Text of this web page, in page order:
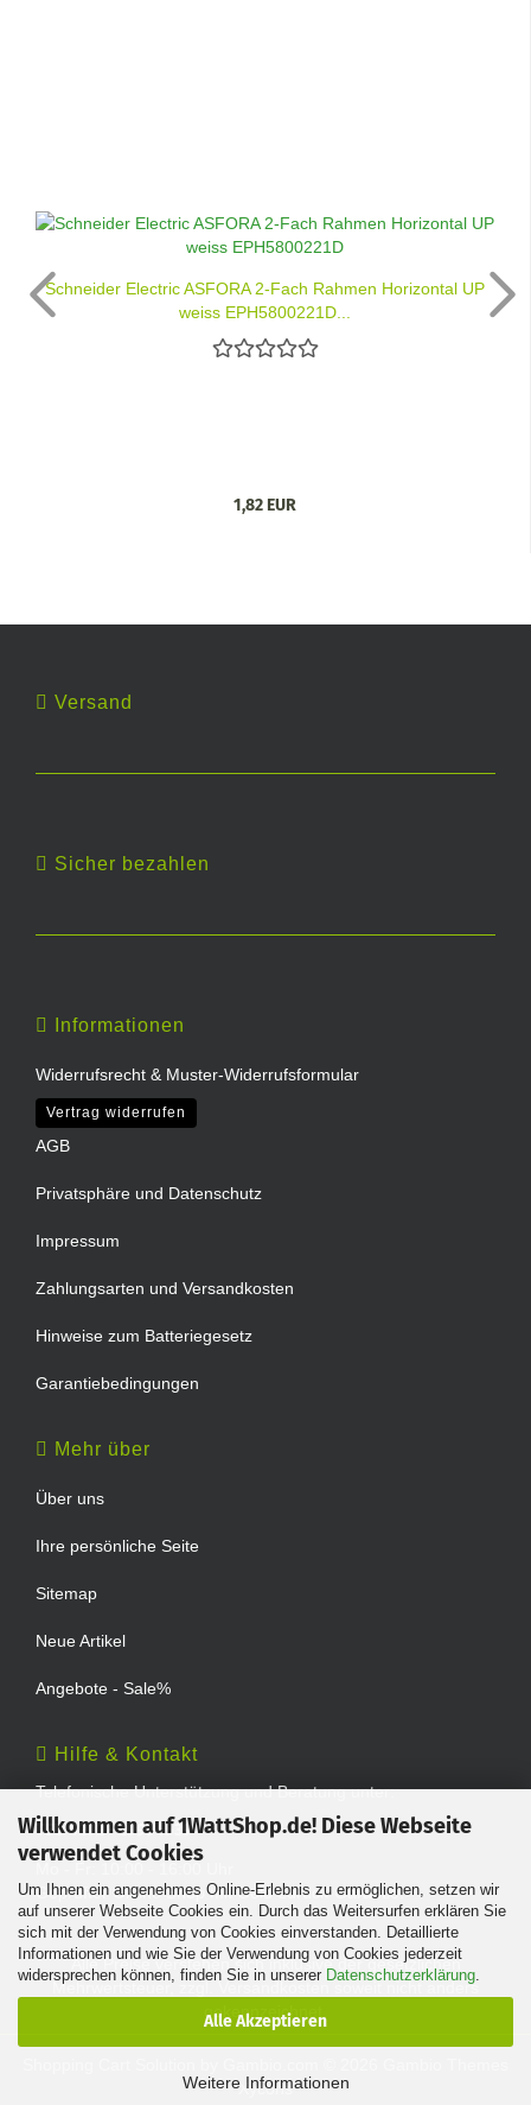
Willkommen auf 1WattShop.de! Diese Webseite
verwendet Cookies
Um Ihnen ein angenehmes Online-Erlebnis zu ermöglichen, setzen wir
auf unserer Webseite Cookies ein. Durch das Weitersurfen erklären Sie
sich mit der Verwendung von Cookies einverstanden. Detaillierte
Informationen und wie Sie der Verwendung von Cookies jederzeit
widersprechen können, finden Sie in unserer Datenschutzerklärung.
Alle Akzeptieren
Weitere Informationen
Schneider Electric ASFORA 2-Fach Rahmen Horizontal UP
weiss EPH5800221D...
1,82 EUR
Versand
Sicher bezahlen
Informationen
Widerrufsrecht & Muster-Widerrufsformular
Vertrag widerrufen
AGB
Privatsphäre und Datenschutz
Impressum
Zahlungsarten und Versandkosten
Hinweise zum Batteriegesetz
Garantiebedingungen
Mehr über
Über uns
Ihre persönliche Seite
Sitemap
Neue Artikel
Angebote - Sale%
Hilfe & Kontakt
Telefonische Unterstützung und Beratung unter:
TEL: 0202 - 29994539
Geprüfter Online Shop mit Geld-zurück-Garantie.
Alle Preise verstehen sich inklusive der gesetzlichen
Mehrwertsteuer, zzgl.Versandkostensoweit nicht anders
gekennzeichnet.
Xycons